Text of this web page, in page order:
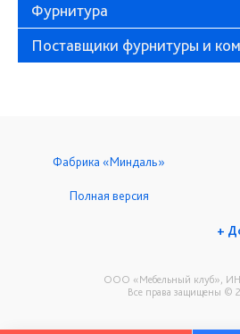
Фурнитура
Поставщики фурнитуры и
ООО «Мебельный клуб»,
Все права защищены ©
Фабрика «Миндаль»
Полная версия
+